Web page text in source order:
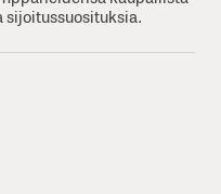
sijoitussuosituksia.